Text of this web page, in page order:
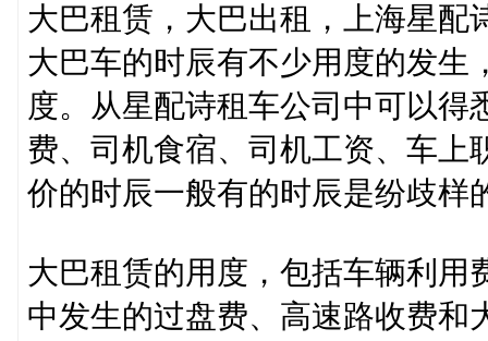
大巴租赁，大巴出租，上海星配
大巴车的时辰有不少用度的发生
度。从星配诗租车公司中可以得
费、司机食宿、司机工资、车上
价的时辰一般有的时辰是纷歧样
大巴租赁的用度，包括车辆利用
中发生的过盘费、高速路收费和